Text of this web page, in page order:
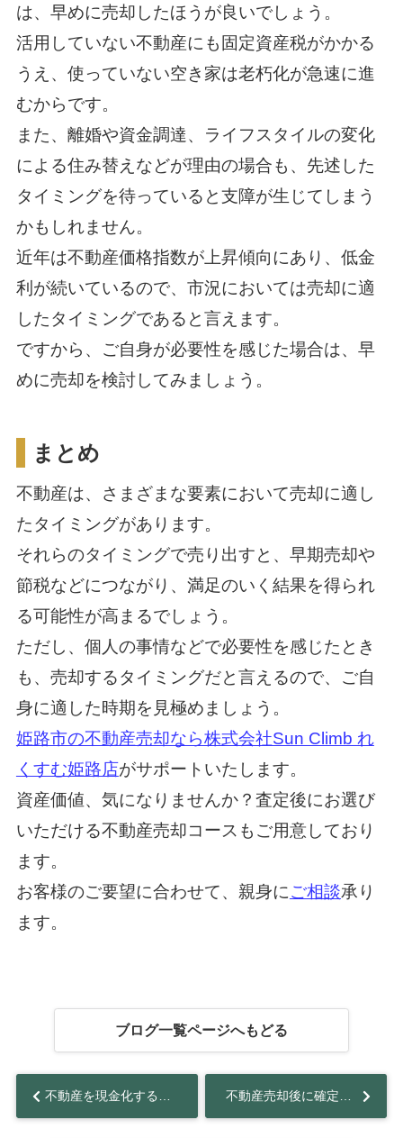
は、早めに売却したほうが良いでしょう。
活用していない不動産にも固定資産税がかかる
うえ、使っていない空き家は老朽化が急速に進
むからです。
また、離婚や資金調達、ライフスタイルの変化
による住み替えなどが理由の場合も、先述した
タイミングを待っていると支障が生じてしまう
かもしれません。
近年は不動産価格指数が上昇傾向にあり、低金
利が続いているので、市況においては売却に適
したタイミングであると言えます。
ですから、ご自身が必要性を感じた場合は、早
めに売却を検討してみましょう。
まとめ
不動産は、さまざまな要素において売却に適し
たタイミングがあります。
それらのタイミングで売り出すと、早期売却や
節税などにつながり、満足のいく結果を得られ
る可能性が高まるでしょう。
ただし、個人の事情などで必要性を感じたとき
も、売却するタイミングだと言えるので、ご自
身に適した時期を見極めましょう。
姫路市の不動産売却なら株式会社Sun Climb れ
くすむ姫路店がサポートいたします。
資産価値、気になりませんか？査定後にお選び
いただける不動産売却コースもご用意しており
ます。
お客様のご要望に合わせて、親身にご相談承り
ます。
ブログ一覧ページへもどる